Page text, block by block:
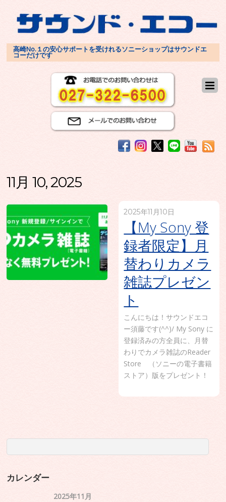
高崎No.１の安心サポートを受けれるソニーショップはサウンドエ
コーだけです
11月 10, 2025
2025年11月10日
【My Sony 登
録者限定】月
替わりカメラ
雑誌プレゼン
ト
こんにちは！サウンドエコ
ー須藤です(^^)/ My Sony に
登録済みの方全員に、月替
わりでカメラ雑誌のReader
Store （ソニーの電子書籍
ストア）版をプレゼント！
カレンダー
2025年11月